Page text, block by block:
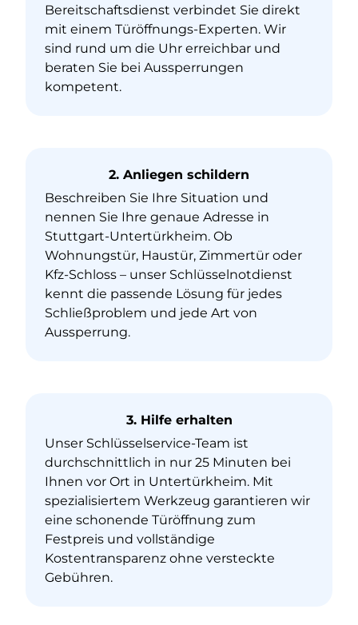
Bereitschaftsdienst verbindet Sie direkt
mit einem Türöffnungs-Experten. Wir
sind rund um die Uhr erreichbar und
beraten Sie bei Aussperrungen
kompetent.
2. Anliegen schildern
Beschreiben Sie Ihre Situation und
nennen Sie Ihre genaue Adresse in
Stuttgart-Untertürkheim. Ob
Wohnungstür, Haustür, Zimmertür oder
Kfz-Schloss – unser Schlüsselnotdienst
kennt die passende Lösung für jedes
Schließproblem und jede Art von
Aussperrung.
3. Hilfe erhalten
Unser Schlüsselservice-Team ist
durchschnittlich in nur 25 Minuten bei
Ihnen vor Ort in Untertürkheim. Mit
spezialisiertem Werkzeug garantieren wir
eine schonende Türöffnung zum
Festpreis und vollständige
Kostentransparenz ohne versteckte
Gebühren.